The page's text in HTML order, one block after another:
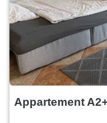
Appartement